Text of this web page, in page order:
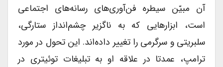
آن مبیّن سیطره فن‌آوری‌های رسانه‌های اجتماعی
است، ابزارهایی که به ناگزیر چشم‌انداز ستارگی،
سلبریتی و سرگرمی را تغییر داده‌اند. این تحول در مورد
ترامپ، عمدتا در علاقه او به تبلیغات توئیتری در